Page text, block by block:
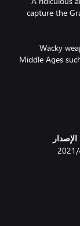
capture the
Wacky
Middle Ages
slippery
الإصدار